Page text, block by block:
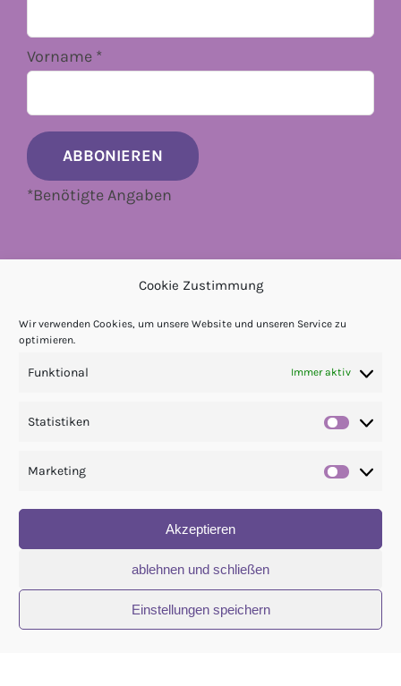
Cookie Zustimmung
Wir verwenden Cookies, um unsere Website und unseren Service zu
optimieren.
Funktional Immer aktiv
Statistiken
Marketing
Akzeptieren
ablehnen und schließen
Einstellungen speichern
Vorname *
*Benötigte Angaben
Danke für deinen Besuch!